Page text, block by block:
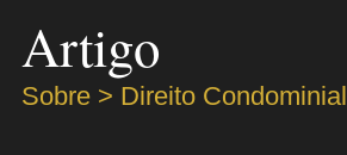
Artigo
Sobre > Direito Condominial